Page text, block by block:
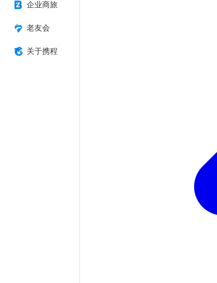
企业商旅
老友会
关于携程